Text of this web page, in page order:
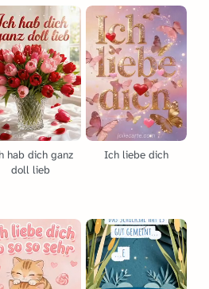
hab dich ganz
doll lieb
Ich liebe dich